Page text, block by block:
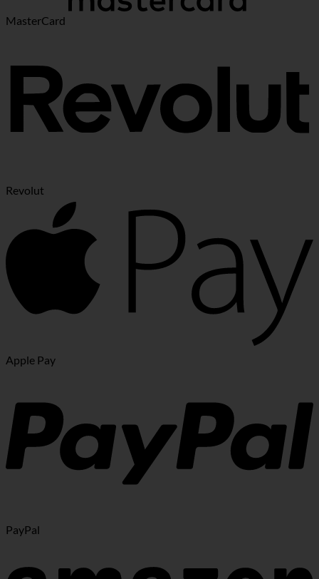
MasterCard
Revolut
Apple Pay
PayPal